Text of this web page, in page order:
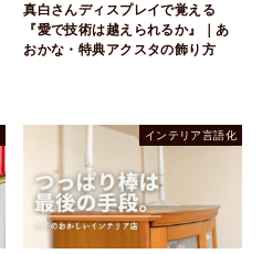
真白さんディスプレイで覚える
『愛で技術は越えられるか』｜あ
おかな・特典アクスタの飾り方
インテリア言語化